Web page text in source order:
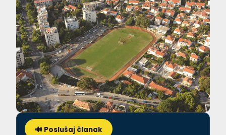
🔊 Poslušaj članak